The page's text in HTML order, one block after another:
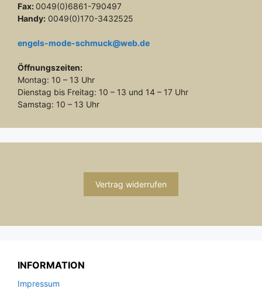
Fax: 0049(0)6861-790497
Handy: 0049(0)170-3432525
engels-mode-schmuck@web.de
Öffnungszeiten:
Montag: 10 – 13 Uhr
Dienstag bis Freitag: 10 – 13 und 14 – 17 Uhr
Samstag: 10 – 13 Uhr
Vertrag widerrufen
INFORMATION
Impressum